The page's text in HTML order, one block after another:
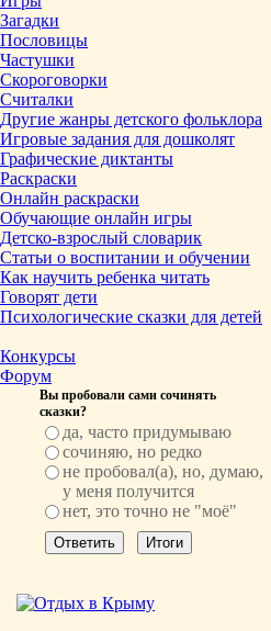
Загадки
Пословицы
Частушки
Скороговорки
Считалки
Другие жанры детского фольклора
Игровые задания для дошколят
Графические диктанты
Раскраски
Онлайн раскраски
Обучающие онлайн игры
Детско-взрослый словарик
Статьи о воспитании и обучении
Как научить ребенка читать
Говорят дети
Психологические сказки для детей
Конкурсы
Форум
Вы пробовали сами сочинять
сказки?
да, часто придумываю
сочиняю, но редко
не пробовал(а), но, думаю,
у меня получится
нет, это точно не "моё"